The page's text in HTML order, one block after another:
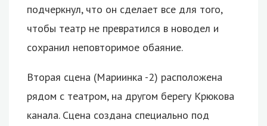
подчеркнул, что он сделает все для того,
чтобы театр не превратился в новодел и
сохранил неповторимое обаяние.
Вторая сцена (Мариинка -2) расположена
рядом с театром, на другом берегу Крюкова
канала. Сцена создана специально под